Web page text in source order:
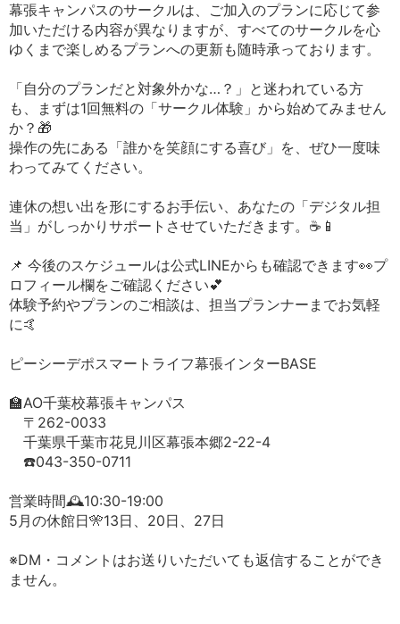
幕張キャンパスのサークルは、ご加入のプランに応じて参
加いただける内容が異なりますが、すべてのサークルを心
ゆくまで楽しめるプランへの更新も随時承っております。
「自分のプランだと対象外かな…？」と迷われている方
も、まずは1回無料の「サークル体験」から始めてみません
か？🎁
操作の先にある「誰かを笑顔にする喜び」を、ぜひ一度味
わってみてください。
連休の想い出を形にするお手伝い、あなたの「デジタル担
当」がしっかりサポートさせていただきます。☕️📱
📌 今後のスケジュールは公式LINEからも確認できます👀プ
ロフィール欄をご確認ください💕
体験予約やプランのご相談は、担当プランナーまでお気軽
に🤙
ピーシーデポスマートライフ幕張インターBASE
🏫AO千葉校幕張キャンパス
〒262-0033
千葉県千葉市花見川区幕張本郷2-22-4
☎️043-350-0711
営業時間🕰️10:30-19:00
5月の休館日🎌13日、20日、27日
※DM・コメントはお送りいただいても返信することができ
ません。